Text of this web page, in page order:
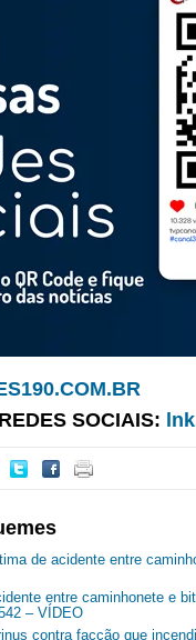
SOCIAIS:
de acidente entre
entre caminhonete e
– VÍDEO
contra facção que